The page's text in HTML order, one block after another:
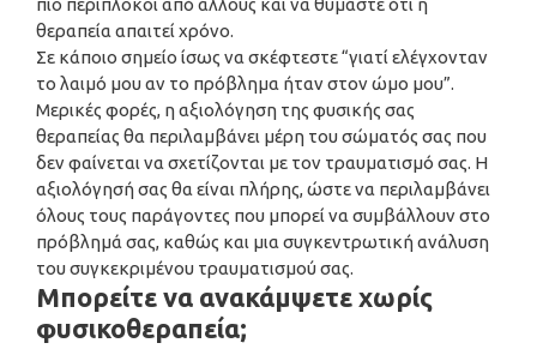
πιο περίπλοκοι από άλλους και να θυμάστε ότι η
θεραπεία απαιτεί χρόνο.
Σε κάποιο σημείο ίσως να σκέφτεστε “γιατί ελέγχονταν
το λαιμό μου αν το πρόβλημα ήταν στον ώμο μου”.
Μερικές φορές, η αξιολόγηση της φυσικής σας
θεραπείας θα περιλαμβάνει μέρη του σώματός σας που
δεν φαίνεται να σχετίζονται με τον τραυματισμό σας. Η
αξιολόγησή σας θα είναι πλήρης, ώστε να περιλαμβάνει
όλους τους παράγοντες που μπορεί να συμβάλλουν στο
πρόβλημά σας, καθώς και μια συγκεντρωτική ανάλυση
του συγκεκριμένου τραυματισμού σας.
Μπορείτε να ανακάμψετε χωρίς
φυσικοθεραπεία;